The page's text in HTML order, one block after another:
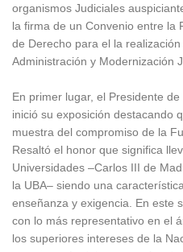
organismos Judiciales
la firma de un Convenio entre la
de Derecho para el la
Administración y Modernización
En primer lugar, el Presidente
inició su exposición destacando
muestra del compromiso de la
Resaltó el honor que significa
Universidades –Carlos III de
la UBA– siendo una
enseñanza y exigencia. En este
con lo más representativo en el
los superiores intereses de la